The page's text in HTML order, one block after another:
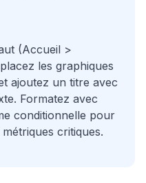
(Accueil >
les graphiques
ajoutez un titre avec
Formatez avec
conditionnelle pour
critiques.